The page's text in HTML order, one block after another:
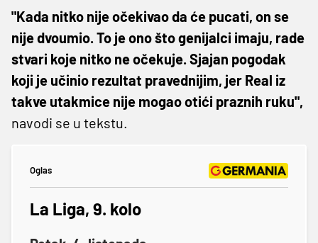
"Kada nitko nije očekivao da će pucati, on se
nije dvoumio. To je ono što genijalci imaju, rade
stvari koje nitko ne očekuje. Sjajan pogodak
koji je učinio rezultat pravednijim, jer Real iz
takve utakmice nije mogao otići praznih ruku",
navodi se u tekstu.
Oglas
La Liga, 9. kolo